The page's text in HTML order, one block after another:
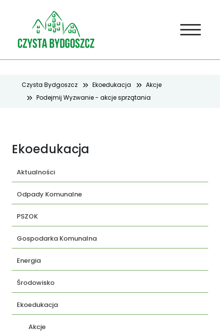
Czysta Bydgoszcz Ekoedukacja
Akcje
Podejmij Wyzwanie - akcje sprzątania
Ekoedukacja
Aktualności
Odpady Komunalne
PSZOK
Gospodarka Komunalna
Energia
Środowisko
Ekoedukacja
Akcje